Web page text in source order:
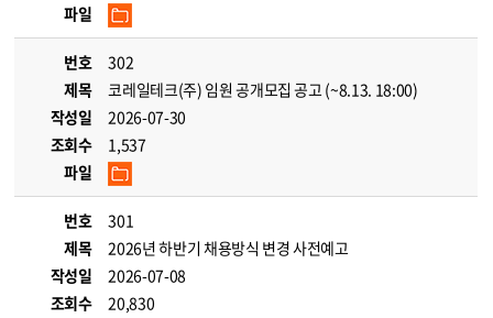
파일
번호
302
제목
코레일테크(주) 임원 공개모집 공고 (~8.13. 18:00)
작성일
2026-07-30
조회수
1,537
파일
번호
301
제목
2026년 하반기 채용방식 변경 사전예고
작성일
2026-07-08
조회수
20,830